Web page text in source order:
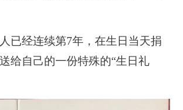
经连续第7年，在生日当天捐
给自己的一份特殊的“生日礼